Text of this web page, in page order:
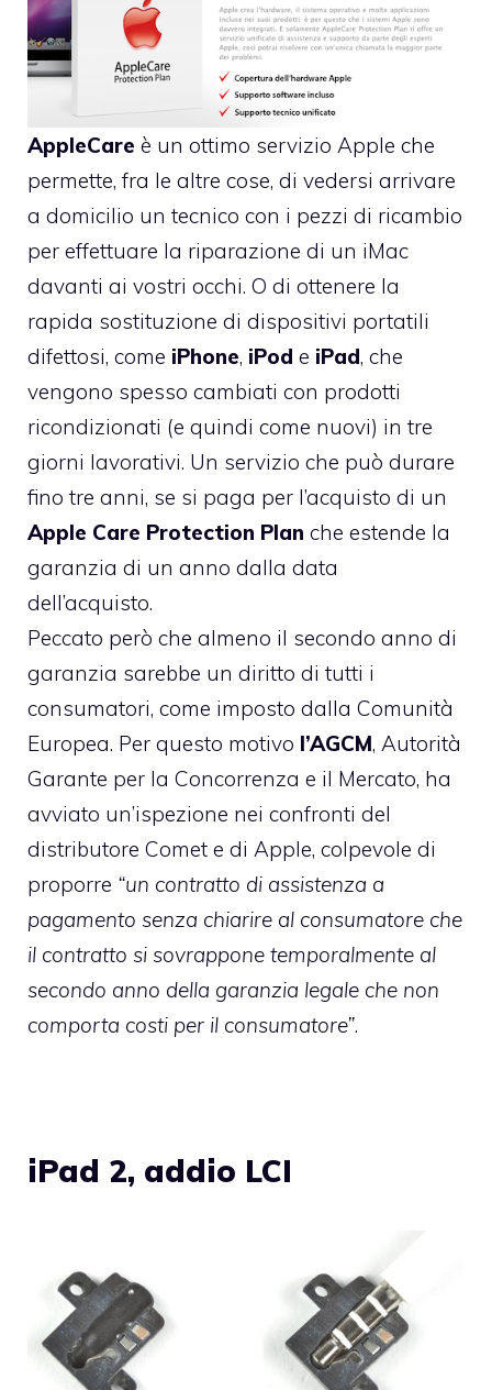
AppleCare è un ottimo servizio Apple che
permette, fra le altre cose, di vedersi arrivare
a domicilio un tecnico con i pezzi di ricambio
per effettuare la riparazione di un iMac
davanti ai vostri occhi. O di ottenere la
rapida sostituzione di dispositivi portatili
difettosi, come iPhone, iPod e iPad, che
vengono spesso cambiati con prodotti
ricondizionati (e quindi come nuovi) in tre
giorni lavorativi. Un servizio che può durare
fino tre anni, se si paga per l’acquisto di un
Apple Care Protection Plan che estende la
garanzia di un anno dalla data
dell’acquisto.
Peccato però che almeno il secondo anno di
garanzia sarebbe un diritto di tutti i
consumatori, come imposto dalla Comunità
Europea. Per questo motivo l’AGCM, Autorità
Garante per la Concorrenza e il Mercato, ha
avviato un’ispezione nei confronti del
distributore Comet e di Apple, colpevole di
proporre “un contratto di assistenza a
pagamento senza chiarire al consumatore che
il contratto si sovrappone temporalmente al
secondo anno della garanzia legale che non
comporta costi per il consumatore”.
iPad 2, addio LCI